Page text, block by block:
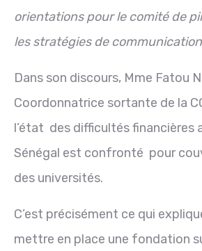
orientations pour le comité de
les stratégies de
Dans son discours, Mme Fatou
Coordonnatrice sortante de la
l’état des difficultés financières
Sénégal est confronté pour
des universités.
C’est précisément ce qui
mettre en place une fondation